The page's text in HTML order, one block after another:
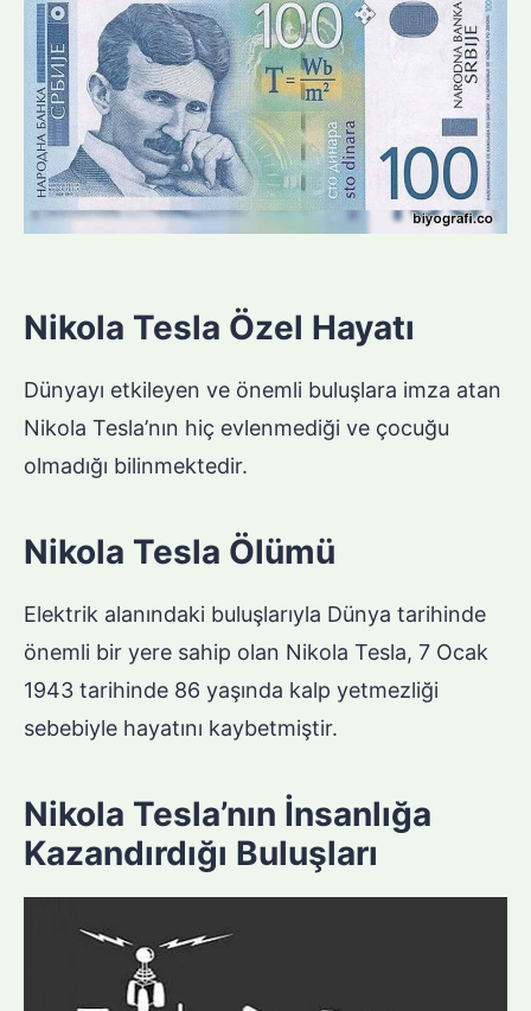
Nikola Tesla Özel Hayatı
Dünyayı etkileyen ve önemli buluşlara imza atan
Nikola Tesla’nın hiç evlenmediği ve çocuğu
olmadığı bilinmektedir.
Nikola Tesla Ölümü
Elektrik alanındaki buluşlarıyla Dünya tarihinde
önemli bir yere sahip olan Nikola Tesla, 7 Ocak
1943 tarihinde 86 yaşında kalp yetmezliği
sebebiyle hayatını kaybetmiştir.
Nikola Tesla’nın İnsanlığa
Kazandırdığı Buluşları